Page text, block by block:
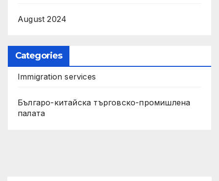
August 2024
Categories
Immigration services
Българо-китайска търговско-промишлена
палата